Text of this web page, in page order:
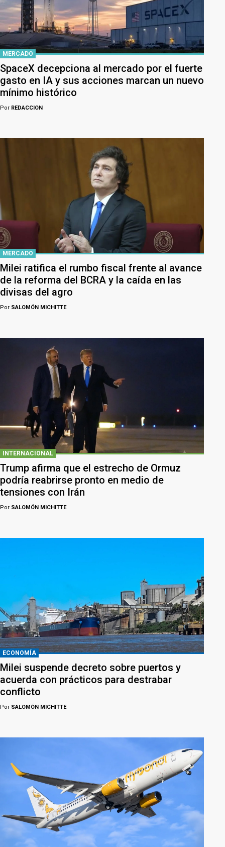
MERCADO
SpaceX decepciona al mercado por el fuerte
gasto en IA y sus acciones marcan un nuevo
mínimo histórico
Por REDACCION
MERCADO
Milei ratifica el rumbo fiscal frente al avance
de la reforma del BCRA y la caída en las
divisas del agro
Por SALOMÓN MICHITTE
INTERNACIONAL
Trump afirma que el estrecho de Ormuz
podría reabrirse pronto en medio de
tensiones con Irán
Por SALOMÓN MICHITTE
ECONOMÍA
Milei suspende decreto sobre puertos y
acuerda con prácticos para destrabar
conflicto
Por SALOMÓN MICHITTE